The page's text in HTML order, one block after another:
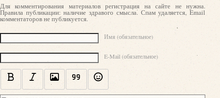
Для комментирования материалов регистрация на сайте не нужна.
Правила публикации: наличие здравого смысла. Спам удаляется, Email
комментаторов не публикуется.
Имя (обязательное)
E-Mail (обязательное)
Текст комментария